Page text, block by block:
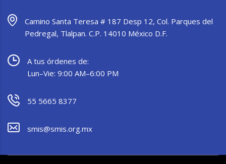
Camino Santa Teresa # 187 Desp 12, Col. Parques del
Pedregal, Tlalpan. C.P. 14010 México D.F.
A tus órdenes de:
Lun–Vie: 9:00 AM–6:00 PM
55 5665 8377
smis@smis.org.mx